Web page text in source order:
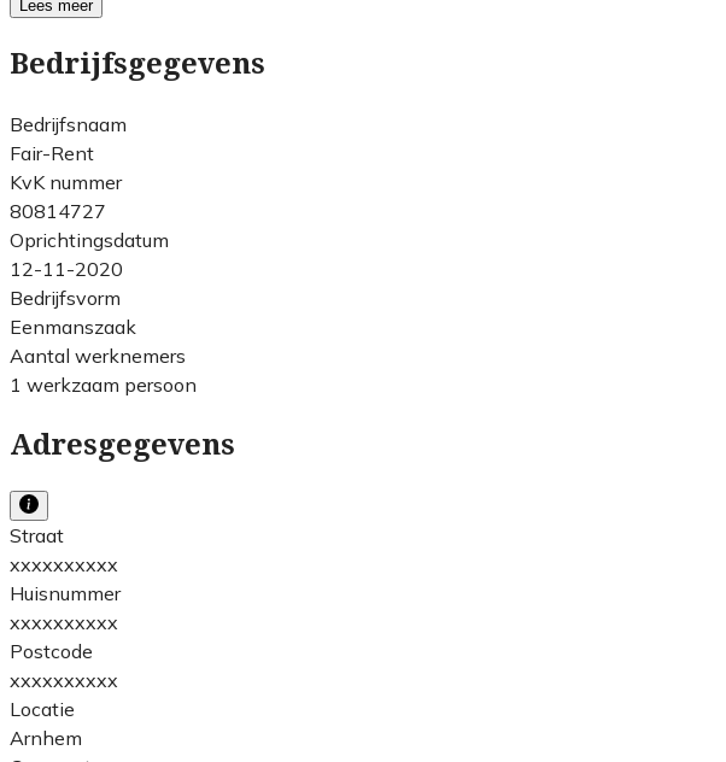
Lees meer
Bedrijfsgegevens
Bedrijfsnaam
Fair-Rent
KvK nummer
80814727
Oprichtingsdatum
12-11-2020
Bedrijfsvorm
Eenmanszaak
Aantal werknemers
1 werkzaam persoon
Adresgegevens
Straat
xxxxxxxxxx
Huisnummer
xxxxxxxxxx
Postcode
xxxxxxxxxx
Locatie
Arnhem